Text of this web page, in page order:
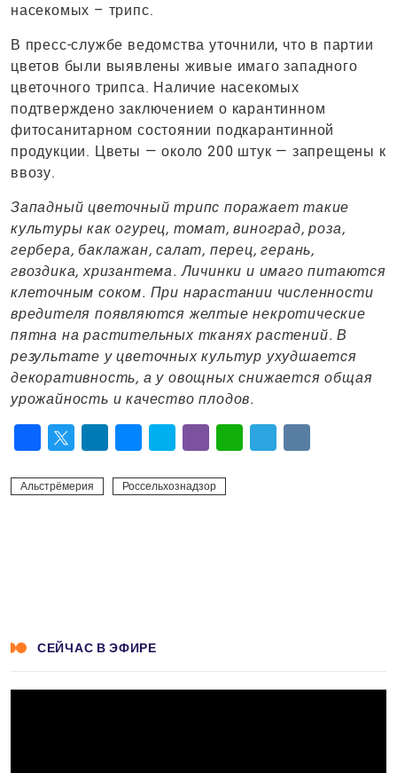
насекомых – трипс.
В пресс-службе ведомства уточнили, что в партии
цветов были выявлены живые имаго западного
цветочного трипса. Наличие насекомых
подтверждено заключением о карантинном
фитосанитарном состоянии подкарантинной
продукции. Цветы — около 200 штук — запрещены к
ввозу.
Западный цветочный трипс поражает такие
культуры как огурец, томат, виноград, роза,
гербера, баклажан, салат, перец, герань,
гвоздика, хризантема. Личинки и имаго питаются
клеточным соком. При нарастании численности
вредителя появляются желтые некротические
пятна на растительных тканях растений. В
результате у цветочных культур ухудшается
декоративность, а у овощных снижается общая
урожайность и качество плодов.
Альстрёмерия Россельхознадзор
СЕЙЧАС В ЭФИРЕ